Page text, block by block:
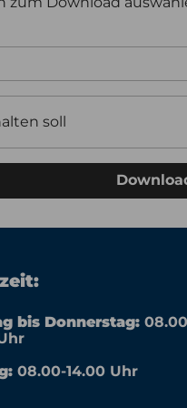
soll
bis Donnerstag:
08.00-14.00 Uhr